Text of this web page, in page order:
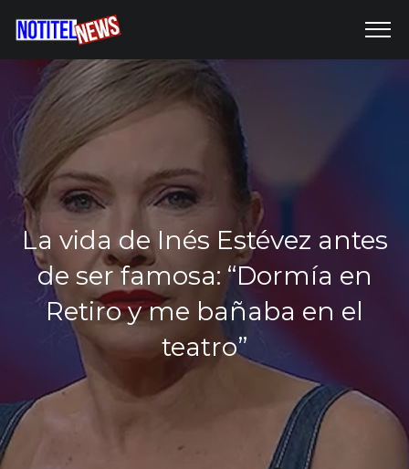
La vida de Inés Estévez antes
de ser famosa: “Dormía en
Retiro y me bañaba en el
teatro”